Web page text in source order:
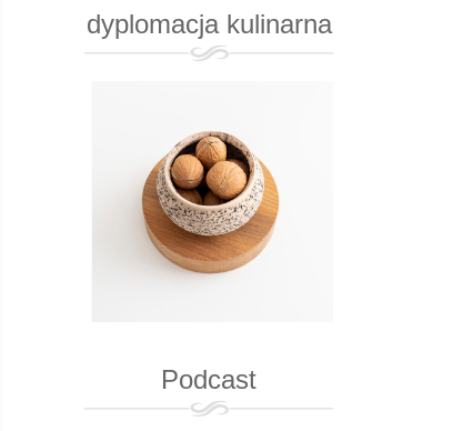
dyplomacja kulinarna
Podcast